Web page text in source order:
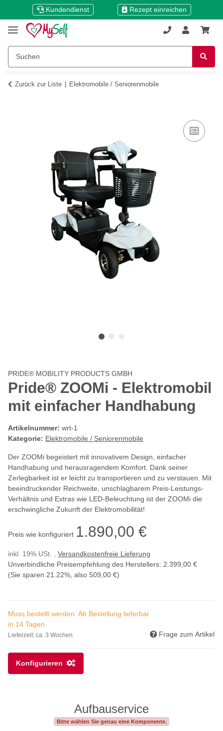
Kundendienst Rezept einreichen
Zurück zur Liste Elektromobile / Seniorenmobile
PRIDE® MOBILITY PRODUCTS GMBH
Pride® ZOOMi - Elektromobil
mit einfacher Handhabung
Artikelnummer: wrt-1
Kategorie: Elektromobile / Seniorenmobile
Der ZOOMi begeistert mit innovativem Design, einfacher
Handhabung und herausragendem Komfort. Dank seiner
Zerlegbarkeit ist er leicht zu transportieren und zu verstauen. Mit
beeindruckender Reichweite, unschlagbarem Preis-Leistungs-
Verhältnis und Extras wie LED-Beleuchtung ist der ZOOMi die
erschwingliche Zukunft der Elektromobilität!
Preis wie konfiguriert 1.890,00 €
inkl. 19% USt. , Versandkostenfreie Lieferung
Unverbindliche Preisempfehlung des Herstellers: 2.399,00 €
(Sie sparen 21.22% , also 509,00 €)
Muss bestellt werden. Ab Bestellung lieferbar
in 14 Tagen.
Lieferzeit: ca. 3 Wochen Frage zum Artikel
Konfigurieren
Aufbauservice
Bitte wählen Sie genau eine Komponente.